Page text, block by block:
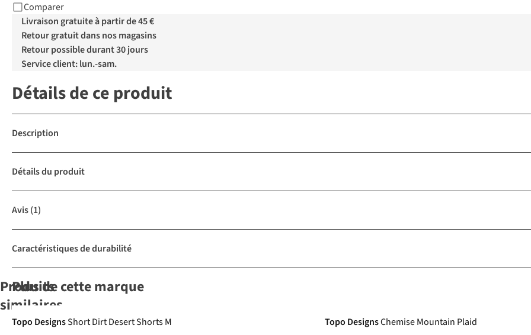
Comparer
Livraison gratuite à partir de 45 €
Retour gratuit dans nos magasins
Retour possible durant 30 jours
Service client: lun.-sam.
Détails de ce produit
Description
Détails du produit
Avis(1)
Caractéristiques de durabilité
Produits
similaires
Plus de cette marque
Topo DesignsShort Dirt Desert Shorts M Topo DesignsChemise Mountain Plaid